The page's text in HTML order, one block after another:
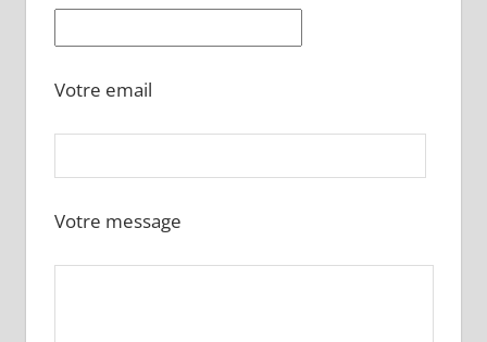
Votre email
Votre message